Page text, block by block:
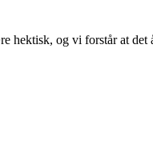
hektisk, og vi forstår at